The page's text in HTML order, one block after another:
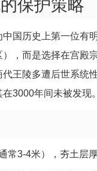
保护策略
国历史上第一位有
，而是选择在宫殿
王陵多遭后世系统
3000年间未被发现。
常3-4米），夯土层